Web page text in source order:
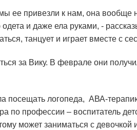
ее привезли к нам, она вообще
одета и даже ела руками, -
танцует и играет вместе с
за Вику. В феврале они
посещать логопеда, АВА-
по профессии – воспитатель
может заниматься с